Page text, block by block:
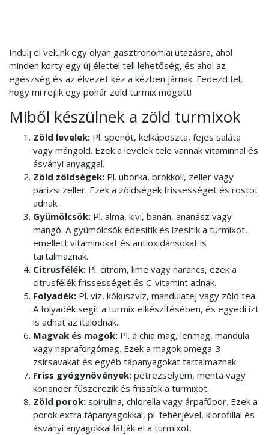
Indulj el velünk egy olyan gasztronómiai utazásra, ahol
minden korty egy új élettel teli lehetőség, és ahol az
egészség és az élvezet kéz a kézben járnak. Fedezd fel,
hogy mi rejlik egy pohár zöld turmix mögött!
Miből készülnek a zöld turmixok
Zöld levelek: Pl. spenót, kelkáposzta, fejes saláta
vagy mángold. Ezek a levelek tele vannak vitaminnal és
ásványi anyaggal.
Zöld zöldségek: Pl. uborka, brokkoli, zeller vagy
párizsi zeller. Ezek a zöldségek frissességet és rostot
adnak.
Gyümölcsök: Pl. alma, kivi, banán, ananász vagy
mangó. A gyümölcsök édesítik és ízesítik a turmixot,
emellett vitaminokat és antioxidánsokat is
tartalmaznak.
Citrusfélék: Pl. citrom, lime vagy narancs, ezek a
citrusfélék frissességet és C-vitamint adnak.
Folyadék: Pl. víz, kókuszvíz, mandulatej vagy zöld tea.
A folyadék segít a turmix elkészítésében, és egyedi ízt
is adhat az italodnak.
Magvak és magok: Pl. a chia mag, lenmag, mandula
vagy napraforgómag. Ezek a magok omega-3
zsírsavakat és egyéb tápanyagokat tartalmaznak.
Friss gyógynövények: petrezselyem, menta vagy
koriander fűszerezik és frissítik a turmixot.
Zöld porok: spirulina, chlorella vagy árpafűpor. Ezek a
porok extra tápanyagokkal, pl. fehérjével, klorofillal és
ásványi anyagokkal látják el a turmixot.